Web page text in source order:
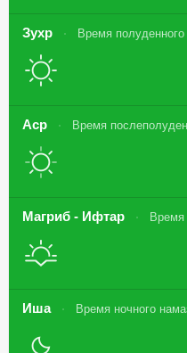
Зухр Время
Аср Время
Магриб - Ифтар Время
Иша Время ночного